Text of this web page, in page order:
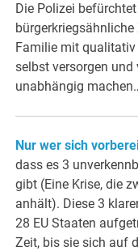
Die Polizei
Familie mit
selbst versorgen
unabhängig
Nur wer sich
dass es 3
gibt (Eine Krise, die
anhält). Diese 3
28 EU Staaten
Zeit, bis sie sich auf